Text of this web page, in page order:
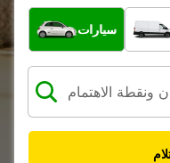
ما نوع المركبة؟
سيارات